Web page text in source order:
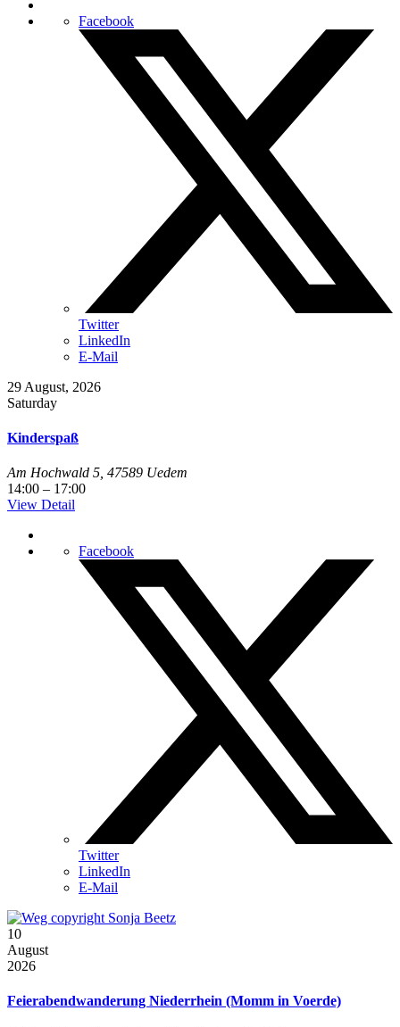
Facebook
Twitter
LinkedIn
E-Mail
29 August, 2026
Saturday
Kinderspaß
Am Hochwald 5, 47589 Uedem
14:00 – 17:00
View Detail
Facebook
Twitter
LinkedIn
E-Mail
10
August
2026
Feierabendwanderung Niederrhein (Momm in Voerde)